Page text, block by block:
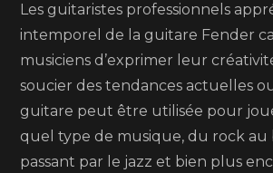
Les guitaristes professionnels
intemporel de la guitare Fender
musiciens d’exprimer leur
soucier des tendances actuelles ou
guitare peut être utilisée pour
quel type de musique, du rock au
passant par le jazz et bien plus